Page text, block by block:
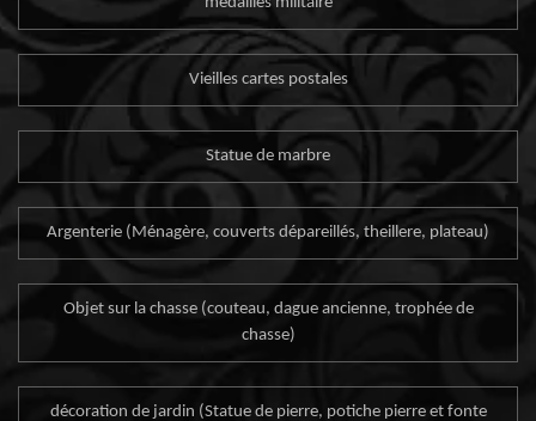
Vieilles cartes postales
Statue de marbre
Argenterie (Ménagère, couverts dépareillés, theillere, plateau)
Objet sur la chasse (couteau, dague ancienne, trophée de
chasse)
décoration de jardin (Statue de pierre, potiche pierre et fonte